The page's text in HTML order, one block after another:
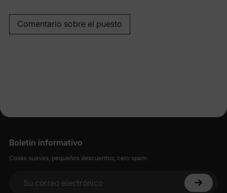
Comentario sobre el puesto
Boletín informativo
Cosas suaves, pequeños descuentos, cero spam.
Su correo electrónico